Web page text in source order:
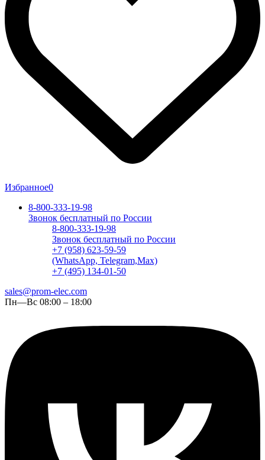
Избранное0
8-800-333-19-98
Звонок бесплатный по России
8-800-333-19-98
Звонок бесплатный по России
+7 (958) 623-59-59
(WhatsApp, Telegram,Max)
+7 (495) 134-01-50
sales@prom-elec.com
Пн—Вс 08:00 – 18:00